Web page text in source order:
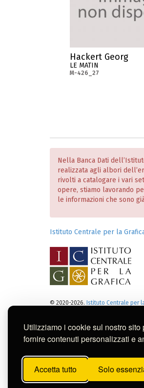
Utilizziamo i cookie sul nostro
fornire contenuti personalizzati e
Accetta tutto Solo
Hackert Georg
LE MATIN
M-426_27
Nella Banca Dati
realizzata agli albori
rivolti a catalogare i vari
opere, stiamo lavorando
le informazioni che sono
Istituto Centrale per la
© 2020-2026. Istituto Centrale per
Tutti i diritti sui
Per usi commerciali dei